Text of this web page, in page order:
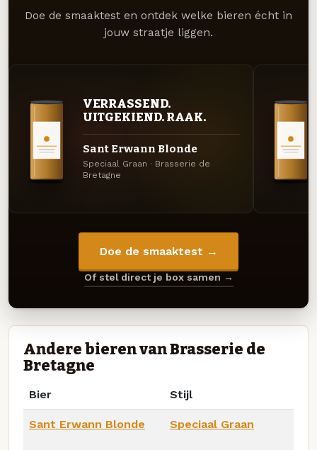
Doe de smaaktest en ontdek welke bieren écht in
jouw straatje liggen.
VERRASSEND.
UITGEKIEND. RAAK.
Sant Erwann Blonde
Speciaal Graan · Brasserie de
Bretagne
Doe de smaaktest →
Of stel direct je box samen →
Andere bieren van Brasserie de
Bretagne
Bier Stijl
Sant Erwann Blonde Speciaal Graan